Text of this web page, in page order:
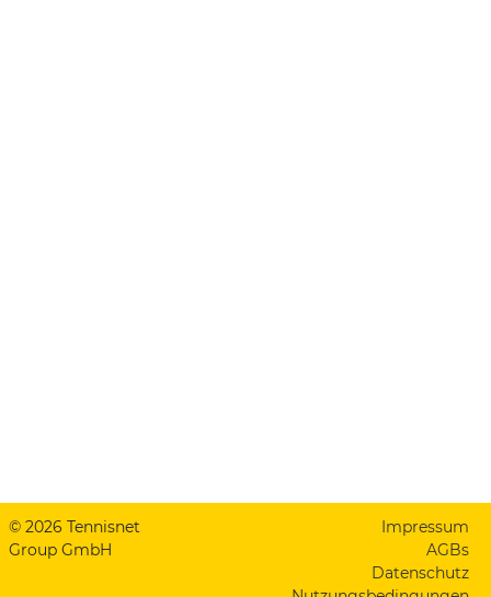
© 2026 Tennisnet
Group GmbH
Impressum
AGBs
Datenschutz